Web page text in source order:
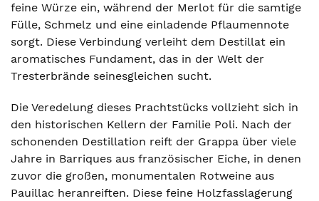
feine Würze ein, während der Merlot für die samtige
Fülle, Schmelz und eine einladende Pflaumennote
sorgt. Diese Verbindung verleiht dem Destillat ein
aromatisches Fundament, das in der Welt der
Tresterbrände seinesgleichen sucht.
Die Veredelung dieses Prachtstücks vollzieht sich in
den historischen Kellern der Familie Poli. Nach der
schonenden Destillation reift der Grappa über viele
Jahre in Barriques aus französischer Eiche, in denen
zuvor die großen, monumentalen Rotweine aus
Pauillac heranreiften. Diese feine Holzfasslagerung